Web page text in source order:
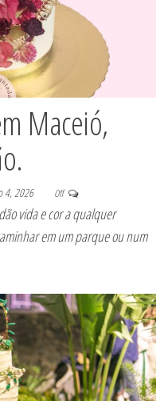
Maceió,
4, 2026 Off
vida e cor a qualquer
em um parque ou num